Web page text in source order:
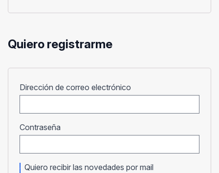
Quiero registrarme
Dirección de correo electrónico
Contraseña
Quiero recibir las novedades por mail